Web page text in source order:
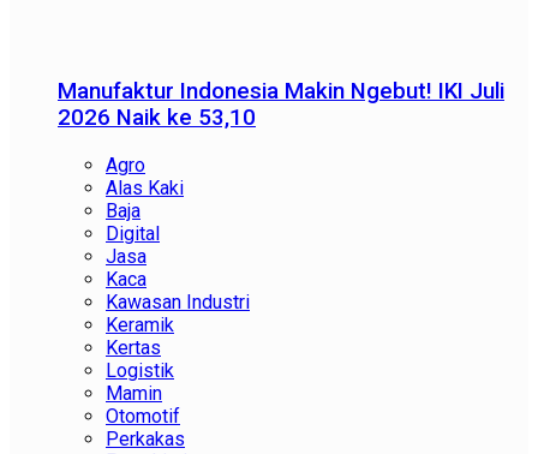
Manufaktur Indonesia Makin Ngebut! IKI Juli
2026 Naik ke 53,10
Agro
Alas Kaki
Baja
Digital
Jasa
Kaca
Kawasan Industri
Keramik
Kertas
Logistik
Mamin
Otomotif
Perkakas